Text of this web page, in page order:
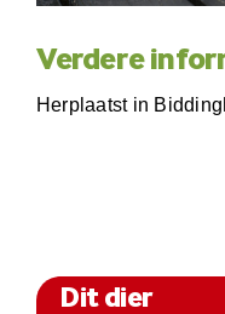
Verdere
Herplaatst in
Dit dier